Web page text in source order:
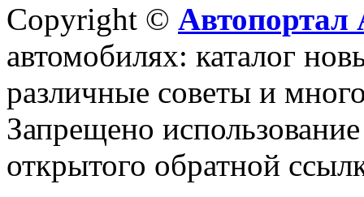
Copyright © Автопортал
автомобилях: каталог
различные советы и
Запрещено
открытого обратной